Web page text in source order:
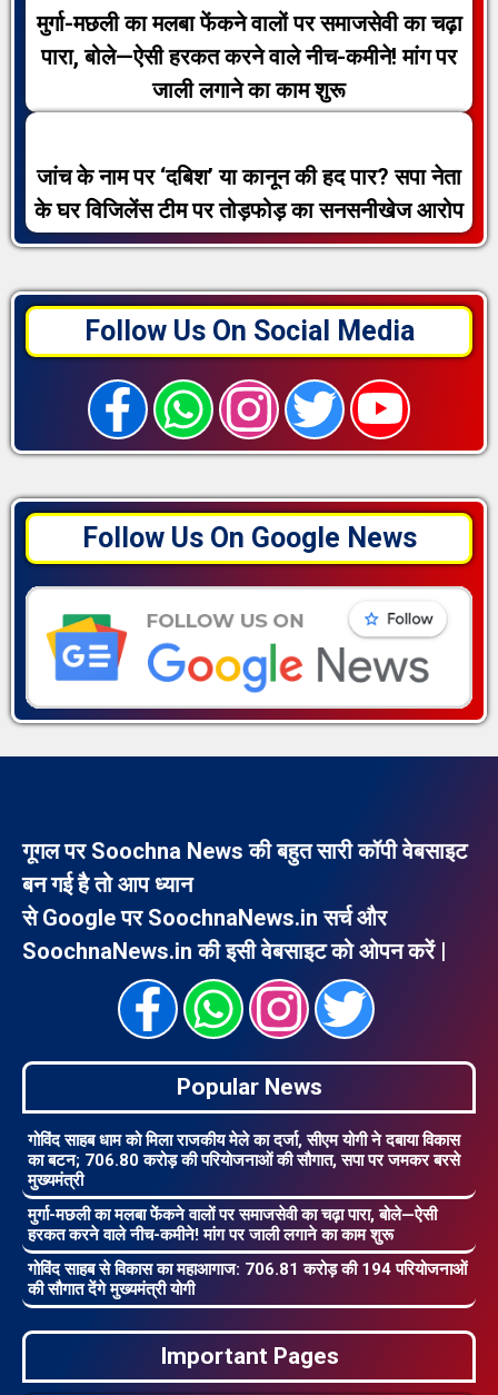
मुर्गा-मछली का मलबा फेंकने वालों पर समाजसेवी का चढ़ा
पारा, बोले—ऐसी हरकत करने वाले नीच-कमीने! मांग पर
जाली लगाने का काम शुरू
जांच के नाम पर ‘दबिश’ या कानून की हद पार? सपा नेता
के घर विजिलेंस टीम पर तोड़फोड़ का सनसनीखेज आरोप
Follow Us On Social Media
Follow Us On Google News
गूगल पर Soochna News की बहुत सारी कॉपी वेबसाइट
बन गई है तो आप ध्यान
से Google पर SoochnaNews.in सर्च और
SoochnaNews.in की इसी वेबसाइट को ओपन करें |
Popular News
गोविंद साहब धाम को मिला राजकीय मेले का दर्जा, सीएम योगी ने दबाया विकास
का बटन; 706.80 करोड़ की परियोजनाओं की सौगात, सपा पर जमकर बरसे
मुख्यमंत्री
मुर्गा-मछली का मलबा फेंकने वालों पर समाजसेवी का चढ़ा पारा, बोले—ऐसी
हरकत करने वाले नीच-कमीने! मांग पर जाली लगाने का काम शुरू
गोविंद साहब से विकास का महाआगाज: 706.81 करोड़ की 194 परियोजनाओं
की सौगात देंगे मुख्यमंत्री योगी
Important Pages